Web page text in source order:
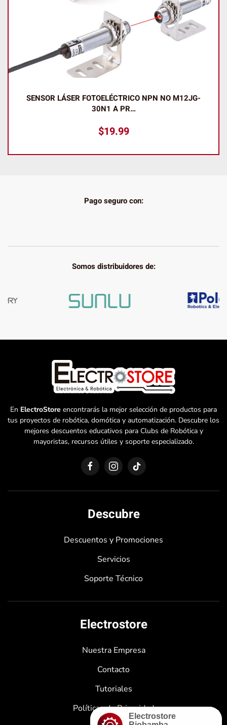
SENSOR LÁSER FOTOELÉCTRICO NPN NO M12JG-
30N1 A PR…
$19.99
Pago seguro con:
Somos distribuidores de:
En ElectroStore encontrarás la mejor selección de productos para
tus proyectos de robótica, domótica y automatización. Descubre los
mejores descuentos educativos para Clubs de Robótica y
mayoristas, recursos útiles y soporte especializado.
Descubre
Descuentos y Promociones
Servicios
Soporte Técnico
Electrostore
Nuestra Empresa
Contacto
Tutoriales
Políticas de Privacidad
Electrostore